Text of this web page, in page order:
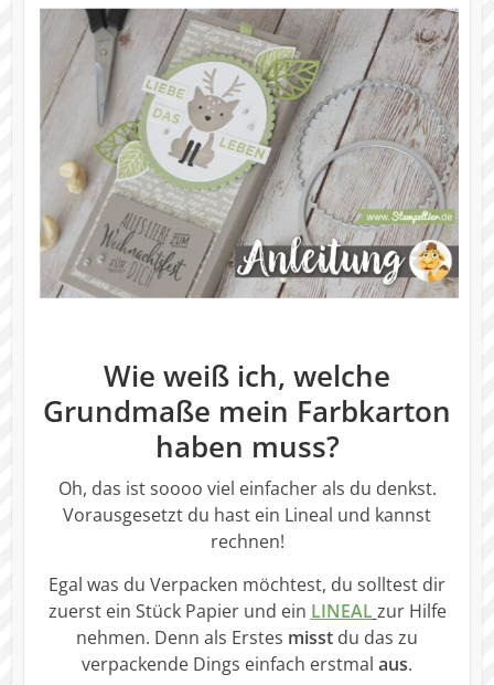
Wie weiß ich, welche
Grundmaße mein Farbkarton
haben muss?
Oh, das ist soooo viel einfacher als du denkst.
Vorausgesetzt du hast ein Lineal und kannst
rechnen!
Egal was du Verpacken möchtest, du solltest dir
zuerst ein Stück Papier und ein LINEAL zur Hilfe
nehmen. Denn als Erstes misst du das zu
verpackende Dings einfach erstmal aus.